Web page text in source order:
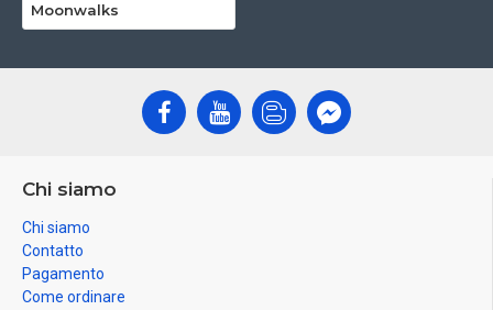
Moonwalks
Chi siamo
Chi siamo
Contatto
Pagamento
Come ordinare